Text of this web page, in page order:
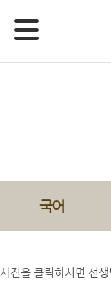
국어
사진을 클릭하시면 선